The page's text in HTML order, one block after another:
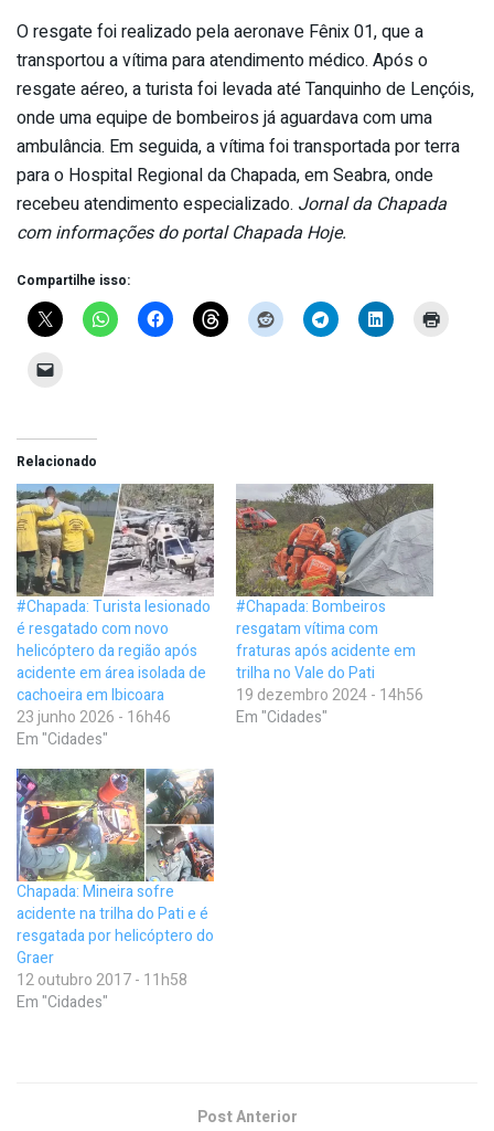
O resgate foi realizado pela aeronave Fênix 01, que a
transportou a vítima para atendimento médico. Após o
resgate aéreo, a turista foi levada até Tanquinho de Lençóis,
onde uma equipe de bombeiros já aguardava com uma
ambulância. Em seguida, a vítima foi transportada por terra
para o Hospital Regional da Chapada, em Seabra, onde
recebeu atendimento especializado. Jornal da Chapada
com informações do portal Chapada Hoje.
Compartilhe isso:
Relacionado
#Chapada: Turista lesionado
é resgatado com novo
helicóptero da região após
acidente em área isolada de
cachoeira em Ibicoara
23 junho 2026 - 16h46
Em "Cidades"
#Chapada: Bombeiros
resgatam vítima com
fraturas após acidente em
trilha no Vale do Pati
19 dezembro 2024 - 14h56
Em "Cidades"
Chapada: Mineira sofre
acidente na trilha do Pati e é
resgatada por helicóptero do
Graer
12 outubro 2017 - 11h58
Em "Cidades"
Post Anterior